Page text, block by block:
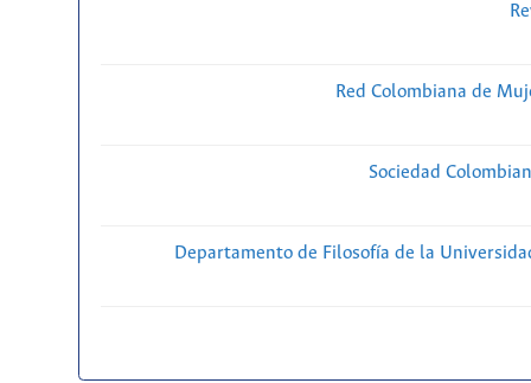
Red Colombiana de
Sociedad
Departamento de Filosofía de la